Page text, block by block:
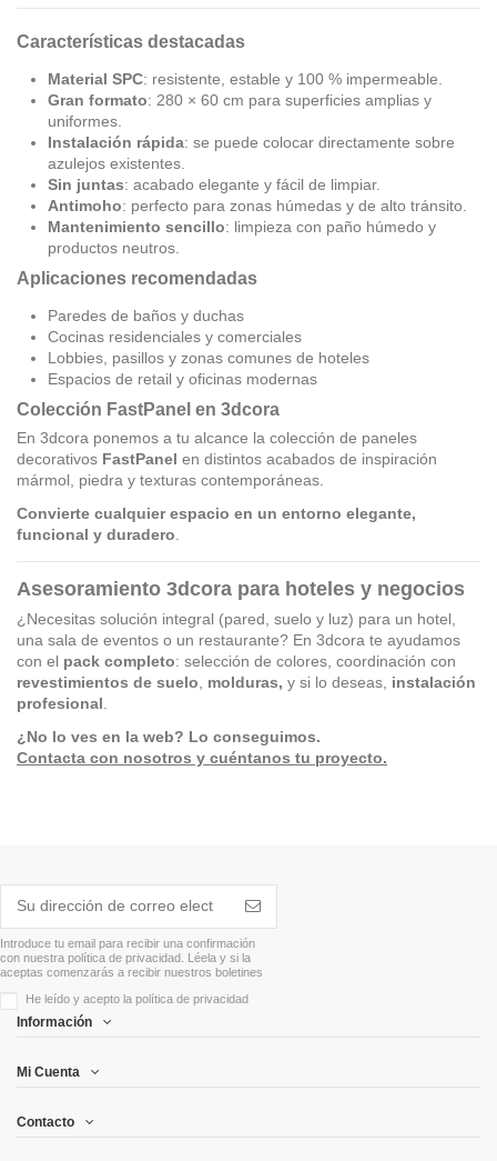
Características destacadas
Material SPC: resistente, estable y 100 % impermeable.
Gran formato: 280 × 60 cm para superficies amplias y
uniformes.
Instalación rápida: se puede colocar directamente sobre
azulejos existentes.
Sin juntas: acabado elegante y fácil de limpiar.
Antimoho: perfecto para zonas húmedas y de alto tránsito.
Mantenimiento sencillo: limpieza con paño húmedo y
productos neutros.
Aplicaciones recomendadas
Paredes de baños y duchas
Cocinas residenciales y comerciales
Lobbies, pasillos y zonas comunes de hoteles
Espacios de retail y oficinas modernas
Colección FastPanel en 3dcora
En 3dcora ponemos a tu alcance la colección de paneles
decorativos FastPanel en distintos acabados de inspiración
mármol, piedra y texturas contemporáneas.
Convierte cualquier espacio en un entorno elegante,
funcional y duradero
Asesoramiento 3dcora para hoteles y negocios
¿Necesitas solución integral (pared, suelo y luz) para un hotel,
una sala de eventos o un restaurante? En 3dcora te ayudamos
con el pack completo: selección de colores, coordinación con
revestimientos de suelo
molduras, y si lo deseas, instalación
profesional
¿No lo ves en la web? Lo conseguimos.
Contacta con nosotros y cuéntanos tu proyecto.
Introduce tu email para recibir una confirmación
con nuestra política de privacidad. Léela y si la
aceptas comenzarás a recibir nuestros boletines
He leído y acepto la política de privacidad
Información
Mi Cuenta
Contacto